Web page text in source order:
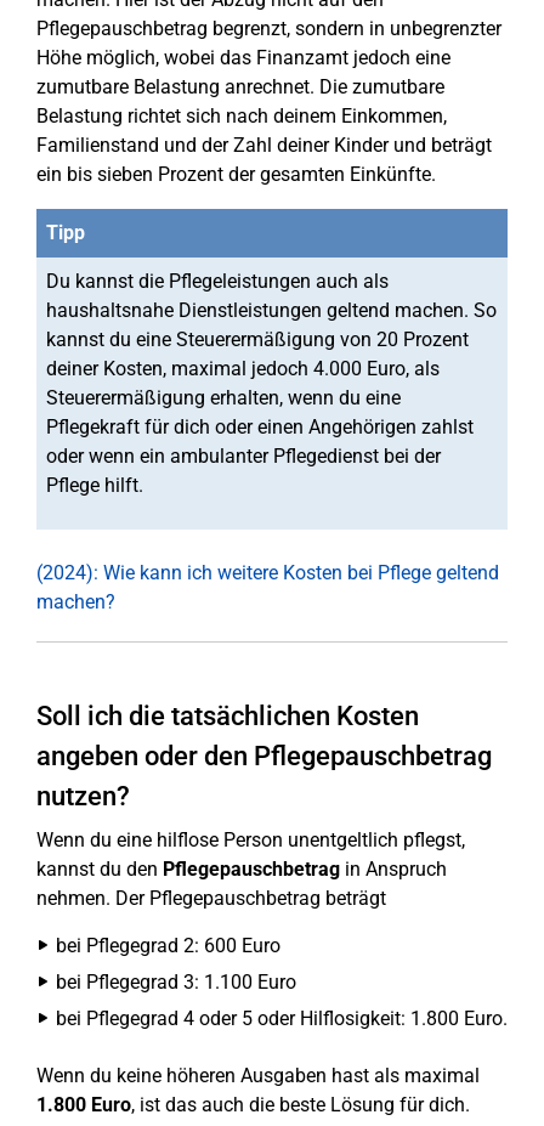
Pflegepauschbetrag begrenzt, sondern in unbegrenzter
Höhe möglich, wobei das Finanzamt jedoch eine
zumutbare Belastung anrechnet. Die zumutbare
Belastung richtet sich nach deinem Einkommen,
Familienstand und der Zahl deiner Kinder und beträgt
ein bis sieben Prozent der gesamten Einkünfte.
Tipp
Du kannst die Pflegeleistungen auch als
haushaltsnahe Dienstleistungen geltend machen. So
kannst du eine Steuerermäßigung von 20 Prozent
deiner Kosten, maximal jedoch 4.000 Euro, als
Steuerermäßigung erhalten, wenn du eine
Pflegekraft für dich oder einen Angehörigen zahlst
oder wenn ein ambulanter Pflegedienst bei der
Pflege hilft.
(2024): Wie kann ich weitere Kosten bei Pflege geltend
machen?
Soll ich die tatsächlichen Kosten
angeben oder den Pflegepauschbetrag
nutzen?
Wenn du eine hilflose Person unentgeltlich pflegst,
kannst du den Pflegepauschbetrag in Anspruch
nehmen. Der Pflegepauschbetrag beträgt
bei Pflegegrad 2: 600 Euro
bei Pflegegrad 3: 1.100 Euro
bei Pflegegrad 4 oder 5 oder Hilflosigkeit: 1.800 Euro.
Wenn du keine höheren Ausgaben hast als maximal
1.800 Euro, ist das auch die beste Lösung für dich.